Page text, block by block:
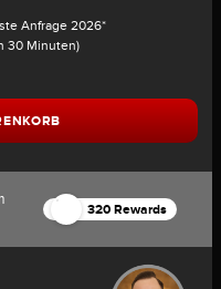
Anfrage 2026*
30 Minuten)
320 Rewards